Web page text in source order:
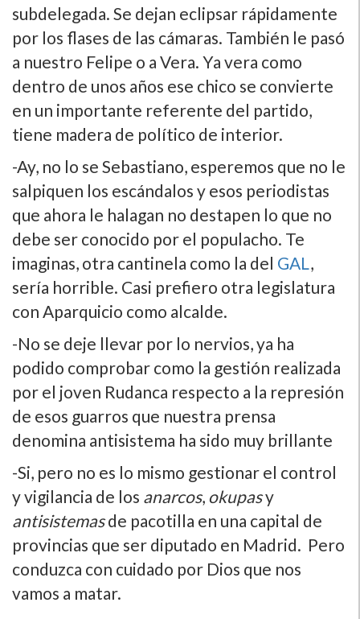
subdelegada. Se dejan eclipsar rápidamente
por los flases de las cámaras. También le pasó
a nuestro Felipe o a Vera. Ya vera como
dentro de unos años ese chico se convierte
en un importante referente del partido,
tiene madera de polí­tico de interior.
-Ay, no lo se Sebastiano, esperemos que no le
salpiquen los escándalos y esos periodistas
que ahora le halagan no destapen lo que no
debe ser conocido por el populacho. Te
imaginas, otra cantinela como la del GAL,
serí­a horrible. Casi prefiero otra legislatura
con Aparquicio como alcalde.
-No se deje llevar por lo nervios, ya ha
podido comprobar como la gestión realizada
por el joven Rudanca respecto a la represión
de esos guarros que nuestra prensa
denomina antisistema ha sido muy brillante
-Si, pero no es lo mismo gestionar el control
y vigilancia de los anarcos, okupasy
antisistemasde pacotilla en una capital de
provincias que ser diputado en Madrid. Pero
conduzca con cuidado por Dios que nos
vamos a matar.